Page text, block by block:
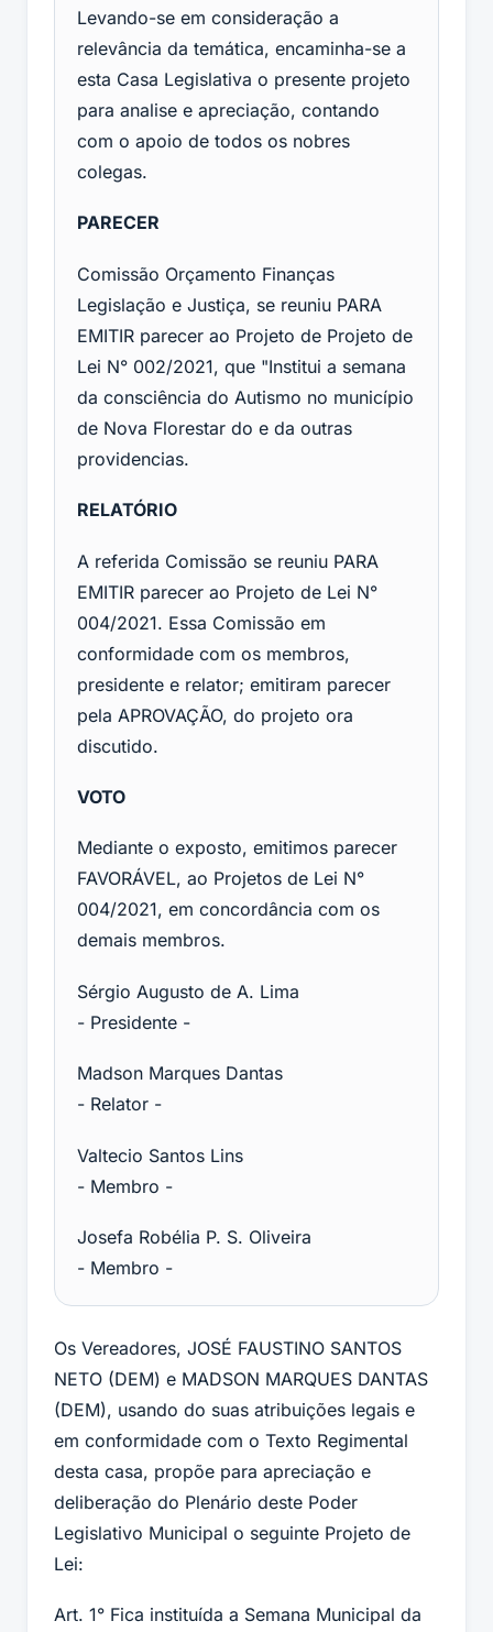
Levando-se em consideração a
relevância da temática, encaminha-se a
esta Casa Legislativa o presente projeto
para analise e apreciação, contando
com o apoio de todos os nobres
colegas.
PARECER
Comissão Orçamento Finanças
Legislação e Justiça, se reuniu PARA
EMITIR parecer ao Projeto de Projeto de
Lei N° 002/2021, que "Institui a semana
da consciência do Autismo no município
de Nova Florestar do e da outras
providencias.
RELATÓRIO
A referida Comissão se reuniu PARA
EMITIR parecer ao Projeto de Lei N°
004/2021. Essa Comissão em
conformidade com os membros,
presidente e relator; emitiram parecer
pela APROVAÇÃO, do projeto ora
discutido.
VOTO
Mediante o exposto, emitimos parecer
FAVORÁVEL, ao Projetos de Lei N°
004/2021, em concordância com os
demais membros.
Sérgio Augusto de A. Lima
- Presidente -
Madson Marques Dantas
- Relator -
Valtecio Santos Lins
- Membro -
Josefa Robélia P. S. Oliveira
- Membro -
Os Vereadores, JOSÉ FAUSTINO SANTOS
NETO (DEM) e MADSON MARQUES DANTAS
(DEM), usando do suas atribuições legais e
em conformidade com o Texto Regimental
desta casa, propõe para apreciação e
deliberação do Plenário deste Poder
Legislativo Municipal o seguinte Projeto de
Lei:
Art. 1° Fica instituída a Semana Municipal da